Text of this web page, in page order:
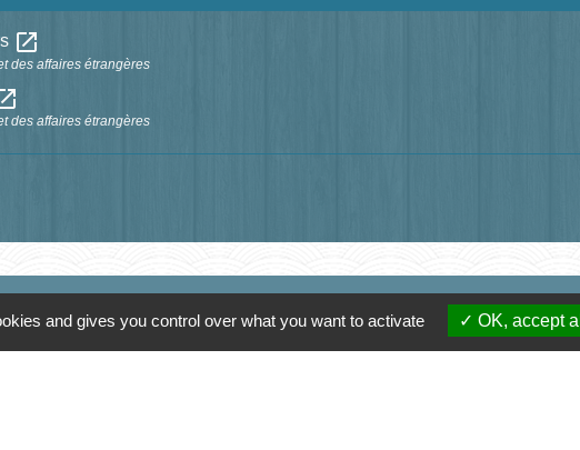
open_in_new
des affaires étrangères
des affaires étrangères
Contact
Mairie de Jasney
and gives you control over what you want to activate OK, accept all